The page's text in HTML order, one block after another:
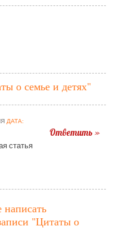
о семье и детях"
ДАТА:
статья
Ответить »
написать
"Цитаты о